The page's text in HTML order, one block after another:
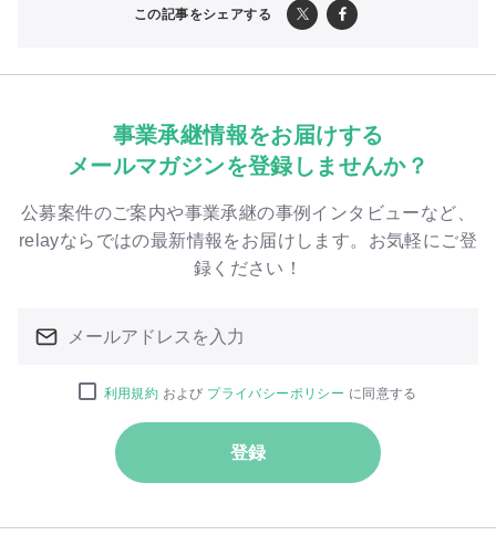
この記事をシェアする
事業承継情報をお届けする
メールマガジンを登録しませんか？
公募案件のご案内や事業承継の事例インタビューなど、
relayならではの最新情報をお届けします。お気軽にご登
録ください！
利用規約 および プライバシーポリシー に同意する